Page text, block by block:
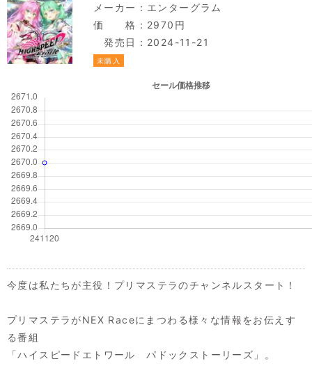
メーカー： エンターグラム
価 格：2970円
発売日：2024-11-21
未購入
今度は私たちが主役！プリマステラのチャンネルスタート！
プリマステラがNEX Raceにまつわる様々な情報をお伝えす
る番組
「ハイスピードエトワール パドックストーリーズ」。